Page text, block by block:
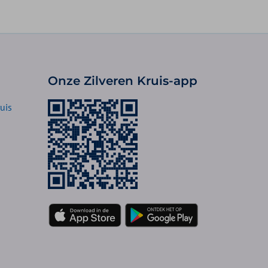
Onze Zilveren Kruis-app